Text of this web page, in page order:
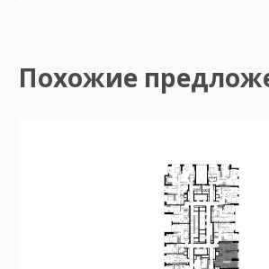
Похожие